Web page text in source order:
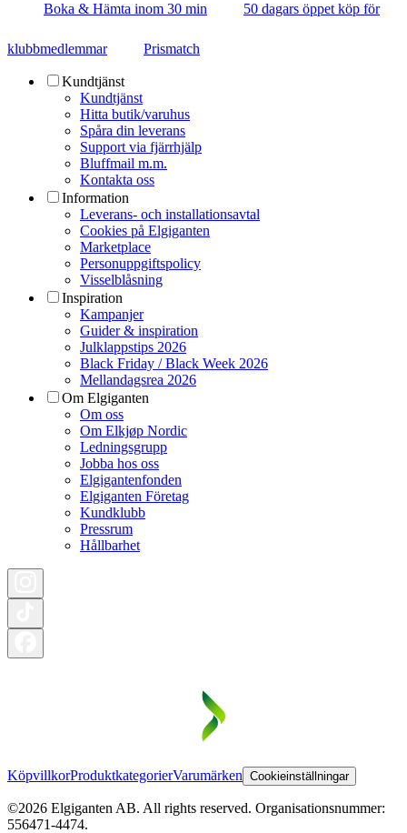
Boka & Hämta inom 30 min 50 dagars öppet köp för
klubbmedlemmar Prismatch
Kundtjänst
Kundtjänst
Hitta butik/varuhus
Spåra din leverans
Support via fjärrhjälp
Bluffmail m.m.
Kontakta oss
Information
Leverans- och installationsavtal
Cookies på Elgiganten
Marketplace
Personuppgiftspolicy
Visselblåsning
Inspiration
Kampanjer
Guider & inspiration
Julklappstips 2026
Black Friday / Black Week 2026
Mellandagsrea 2026
Om Elgiganten
Om oss
Om Elkjøp Nordic
Ledningsgrupp
Jobba hos oss
Elgigantenfonden
Elgiganten Företag
Kundklubb
Pressrum
Hållbarhet
KöpvillkorProduktkategorierVarumärken Cookieinställningar
©2026 Elgiganten AB. All rights reserved. Organisationsnummer:
556471-4474.